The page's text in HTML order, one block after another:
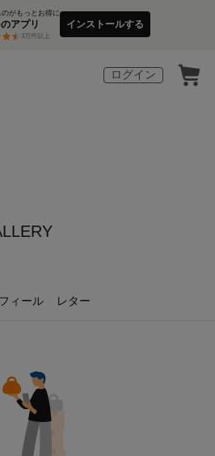
のがもっとお得に
アプリ
3万件以上
インストールする
ログイン
ィール レター